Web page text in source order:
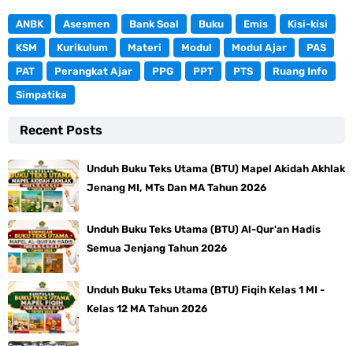
ANBK Asesmen Bank Soal Buku Emis
Kisi-kisi
KSM
Kurikulum Materi Modul Modul Ajar
PAS
PAT
Perangkat Ajar PPG PPT PTS
Ruang Info
Simpatika
Recent Posts
Unduh Buku Teks Utama (BTU) Mapel Akidah Akhlak
Jenang MI, MTs Dan MA Tahun 2026
Unduh Buku Teks Utama (BTU) Al-Qur'an Hadis
Semua Jenjang Tahun 2026
Unduh Buku Teks Utama (BTU) Fiqih Kelas 1 MI -
Kelas 12 MA Tahun 2026